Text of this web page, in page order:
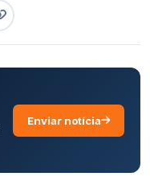
Enviar notícia